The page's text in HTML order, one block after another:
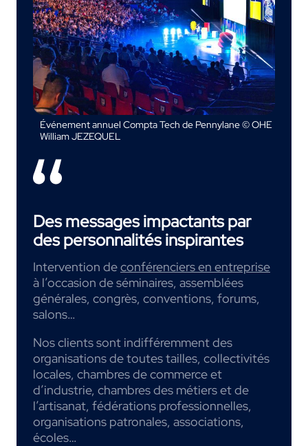
Événement annuel Compta Tech de Pennylane © OHE
William JEZEQUEL
Des messages impactants par
des personnalités inspirantes
Intervention deconférenciers en entreprise
à l’occasion de séminaires, assemblées
générales, congrès, conventions, forums,
salons…
Nos clients sont indifféremment des
organisations de toutes tailles, collectivités
locales, chambres de commerce et
d’industrie, chambres des métiers et de
l’artisanat, fédérations professionnelles,
organisations patronales, associations,
écoles…